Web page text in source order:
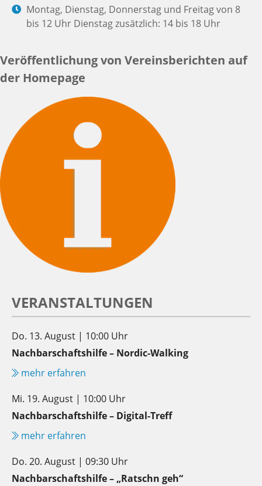
Montag, Dienstag, Donnerstag und Freitag von 8
bis 12 Uhr Dienstag zusätzlich: 14 bis 18 Uhr
Veröffentlichung von Vereinsberichten auf
der Homepage
VERANSTALTUNGEN
Do. 13. August | 10:00 Uhr
Nachbarschaftshilfe – Nordic-Walking
mehr erfahren
Mi. 19. August | 10:00 Uhr
Nachbarschaftshilfe – Digital-Treff
mehr erfahren
Do. 20. August | 09:30 Uhr
Nachbarschaftshilfe – „Ratschn geh“